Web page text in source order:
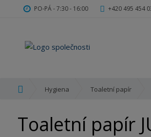
PO-PÁ - 7:30 - 16:00 +420 495 454
d
n
Hygiena Toaletní papír
Toaletní papír